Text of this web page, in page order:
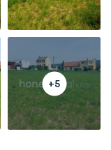
+5